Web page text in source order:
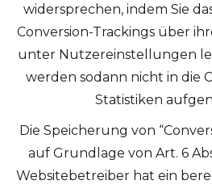
widersprechen, indem Sie
Conversion-Trackings über
unter Nutzereinstellungen
werden sodann nicht in die
Statistiken
Die Speicherung von
auf Grundlage von Art. 6
Websitebetreiber hat ein